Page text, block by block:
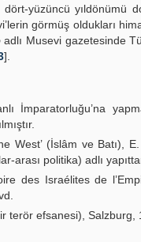
dört-yüzüncü
görmüş oldukları
adlı Musevi gazetesinde
].
İmparatorluğu’na
West’ (İslâm ve Batı),
arası politika) adlı
des Israélites de
terör efsanesi), Salzburg,